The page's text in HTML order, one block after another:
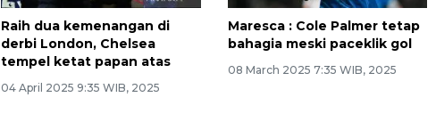
Raih dua kemenangan di
derbi London, Chelsea
tempel ketat papan atas
04 April 2025 9:35 WIB, 2025
Maresca : Cole Palmer tetap
bahagia meski paceklik gol
08 March 2025 7:35 WIB, 2025